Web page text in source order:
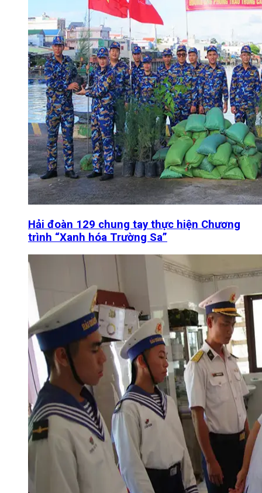
Hải đoàn 129 chung tay thực hiện Chương
trình “Xanh hóa Trường Sa”